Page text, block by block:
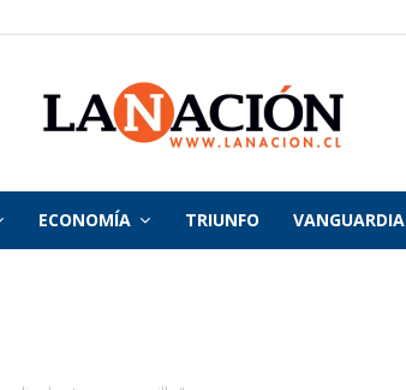
La
ECONOMÍA TRIUNFO VANGUARDIA